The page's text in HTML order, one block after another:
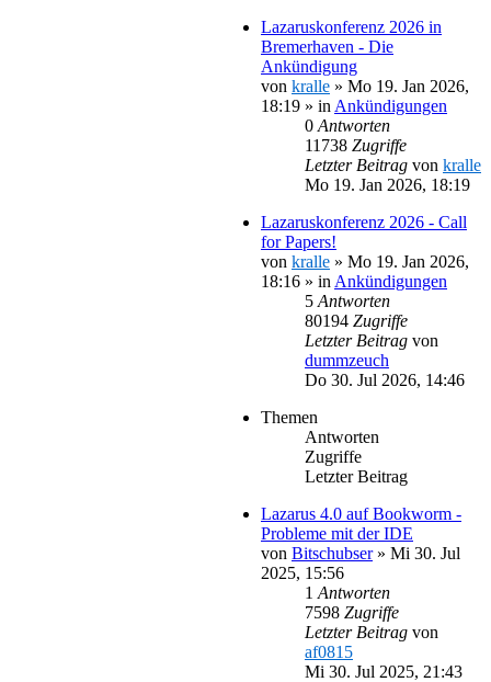
Lazaruskonferenz 2026 in
Bremerhaven - Die
Ankündigung
von kralle » Mo 19. Jan 2026,
18:19 » in Ankündigungen
0 Antworten
11738 Zugriffe
Letzter Beitrag von kralle
Mo 19. Jan 2026, 18:19
Lazaruskonferenz 2026 - Call
for Papers!
von kralle » Mo 19. Jan 2026,
18:16 » in Ankündigungen
5 Antworten
80194 Zugriffe
Letzter Beitrag von
dummzeuch
Do 30. Jul 2026, 14:46
Themen
Antworten
Zugriffe
Letzter Beitrag
Lazarus 4.0 auf Bookworm -
Probleme mit der IDE
von Bitschubser» Mi 30. Jul
2025, 15:56
1 Antworten
7598 Zugriffe
Letzter Beitrag von
af0815
Mi 30. Jul 2025, 21:43